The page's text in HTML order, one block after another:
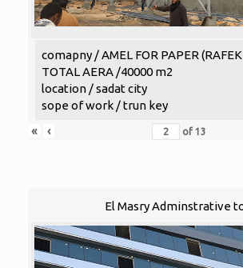
comapny / AMEL FOR PAPER (RAFEK
TOTAL AERA /40000 m2
location / sadat city
sope of work / trun key
«
‹ of 13
El Masry Adminstrative